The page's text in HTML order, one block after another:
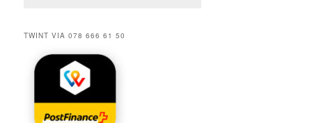
TWINT VIA 078 666 61 50